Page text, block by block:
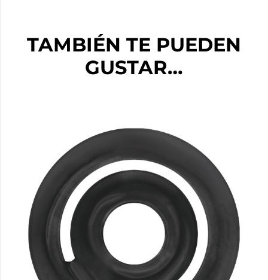
TAMBIÉN TE PUEDEN
GUSTAR…